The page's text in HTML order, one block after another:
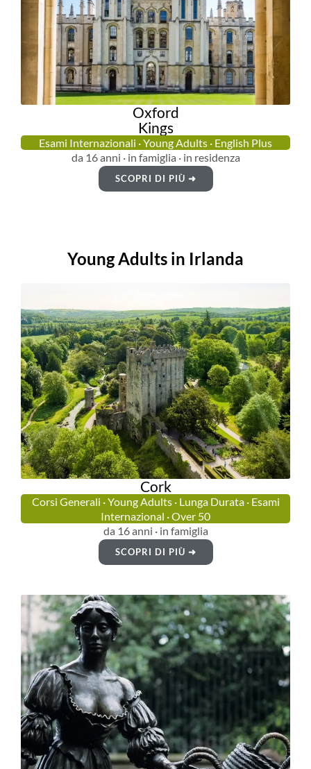
Oxford
Kings
Esami Internazionali · Young Adults · English Plus
da 16 anni · in famiglia · in residenza
SCOPRI DI PIÙ ➜
Cork
Corsi Generali · Young Adults · Lunga Durata · Esami
Internazional · Over 50
da 16 anni · in famiglia
SCOPRI DI PIÙ ➜
Young Adults in Irlanda